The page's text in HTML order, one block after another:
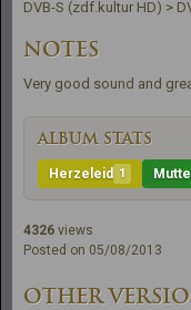
DVB-S (zdf.kultur HD) >
NOTES
Very good sound and
ALBUM STATS
Herzeleid 1
4326 views
Posted on 05/08/2013
OTHER